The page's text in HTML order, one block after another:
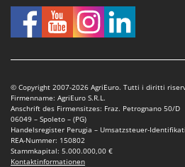
© Copyright 2007-2026 AgriEuro. Tutti i diritti
Firmenname: AgriEuro S.R.L.
Anschrift des Firmensitzes: Fraz. Petrognano 50/D
06049 – Spoleto – (PG)
Handelsregister Perugia – Umsatzsteuer-
REA-Nummer: 150802
Stammkapital: 5.000.000,00 €
Kontaktinformationen